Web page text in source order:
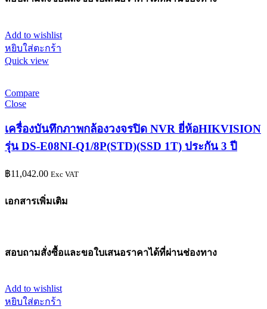
Add to wishlist
หยิบใส่ตะกร้า
Quick view
Compare
Close
เครื่องบันทึกภาพกล้องวงจรปิด NVR ยี่ห้อHIKVISION
รุ่น DS-E08NI-Q1/8P(STD)(SSD 1T) ประกัน 3 ปี
฿11,042.00 Exc VAT
เอกสารเพิ่มเติม
สอบถามสั่งซื้อและขอใบเสนอราคาได้ที่ผ่านช่องทาง
Add to wishlist
หยิบใส่ตะกร้า